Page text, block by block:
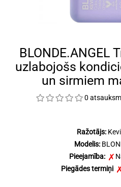
BLONDE.ANGEL
uzlabojošs
un sirmiem
0
Ražotājs:
Modelis:
Pieejamība:
Piegādes termiņi